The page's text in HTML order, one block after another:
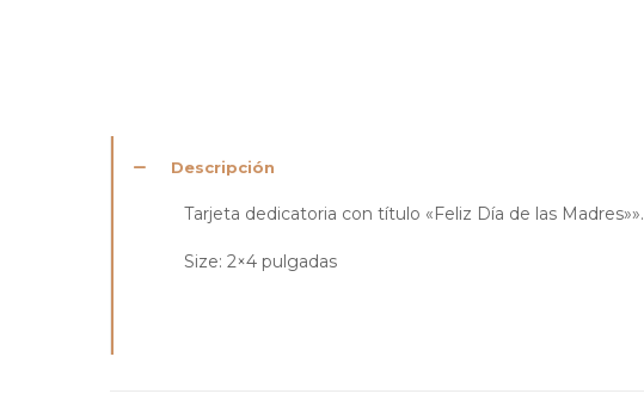
Descripción
Tarjeta dedicatoria con título «Feliz Día de las Madres»».
Size: 2×4 pulgadas